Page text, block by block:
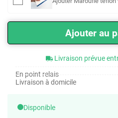
Ajouter au
Livraison prévue
En point relais
Livraison à domicile
Disponible